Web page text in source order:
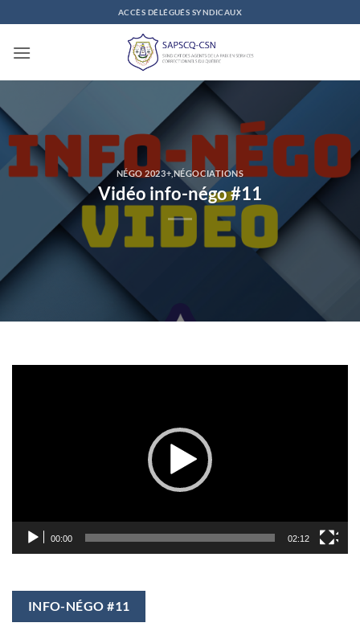
au
contenu
ACCÈS DÉLÉGUÉS SYNDICAUX
NÉGO 2023+,NÉGOCIATIONS
Vidéo info-négo #11
00:00 02:12
INFO-NÉGO #11